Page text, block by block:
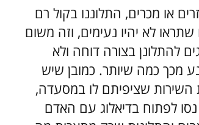
או מכרים, התלוננו בקול רם
לא יהיו נעימים, וזה משום
להתלונן בצורה דוחה ולא
מכך כמה שיותר. כמובן שיש
שציפיתם לו במסעדה,
לפתוח בדיאלוג עם האדם